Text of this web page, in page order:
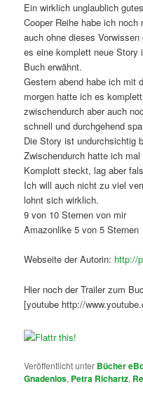
Ein wirklich unglaublich
Cooper Reihe habe ich
auch ohne dieses
es eine komplett neue Story
Buch erwähnt.
Gestern abend habe ich mit
morgen hatte ich es
zwischendurch aber auch
schnell und durchgehend
Die Story ist undurchsichtig
Zwischendurch hatte ich
Komplott steckt, lag aber
Ich will auch nicht zu viel
lohnt sich wirklich.
9 von 10 Sternen von mir
Amazonlike 5 von 5 Sternen
Webseite der Autorin: http://
Hier noch der Trailer zum
[youtube http://
Veröffentlicht unter Bücher
Gnadenlos, Petra Richartz,